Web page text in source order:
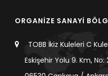
ORGANİZE SANAYİ
TOBB İkiz Kuleleri C
Eskişehir Yolu 9. Km,